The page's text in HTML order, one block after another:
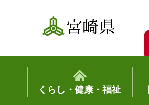
宮崎県
くらし・健康・福祉